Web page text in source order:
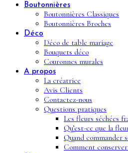
Boutonnières
Boutonnières Classiques
Boutonnières Broches
Déco
Déco de table mariage
Bouquets déco
Couronnes murales
A propos
La créatrice
Avis Clients
Contactez-nous
Questions pratiques
Les fleurs séchées
Qu’est-ce que la
Quand commander
Comment conserver